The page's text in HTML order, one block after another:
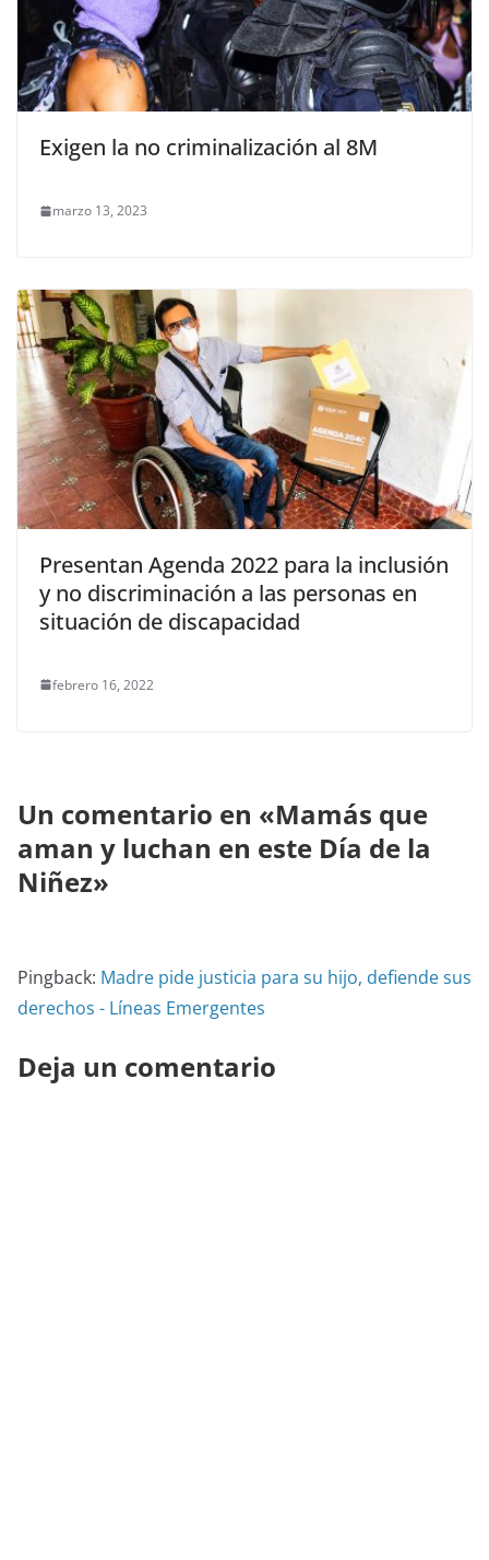
Exigen la no criminalización al 8M
marzo 13, 2023
Presentan Agenda 2022 para la inclusión
y no discriminación a las personas en
situación de discapacidad
febrero 16, 2022
Un comentario en «Mamás que
aman y luchan en este Día de la
Niñez»
Pingback: Madre pide justicia para su hijo, defiende sus
derechos - Líneas Emergentes
Deja un comentario